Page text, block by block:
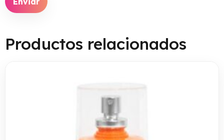
Productos relacionados